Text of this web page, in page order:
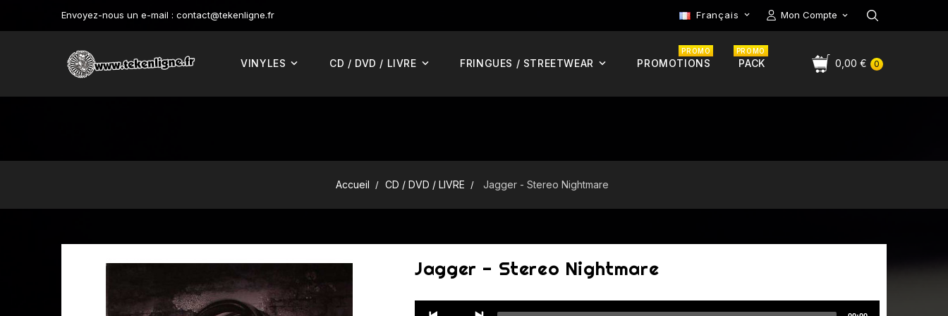
Envoyez-nous un e-mail : contact@tekenligne.fr Mon Compte
Français 
0
0,00 €
VINYLES CD / DVD / LIVRE FRINGUES / STREETWEAR PROMOTIONS
PROMO
PACK
PROMO
Accueil CD / DVD / LIVRE Jagger - Stereo Nightmare
Jagger - Stereo Nightmare